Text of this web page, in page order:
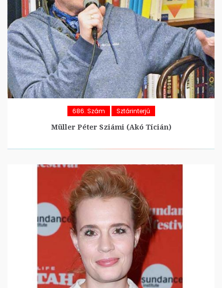
686. Szám Sztárinterjú
Müller Péter Sziámi (Akó Tícián)